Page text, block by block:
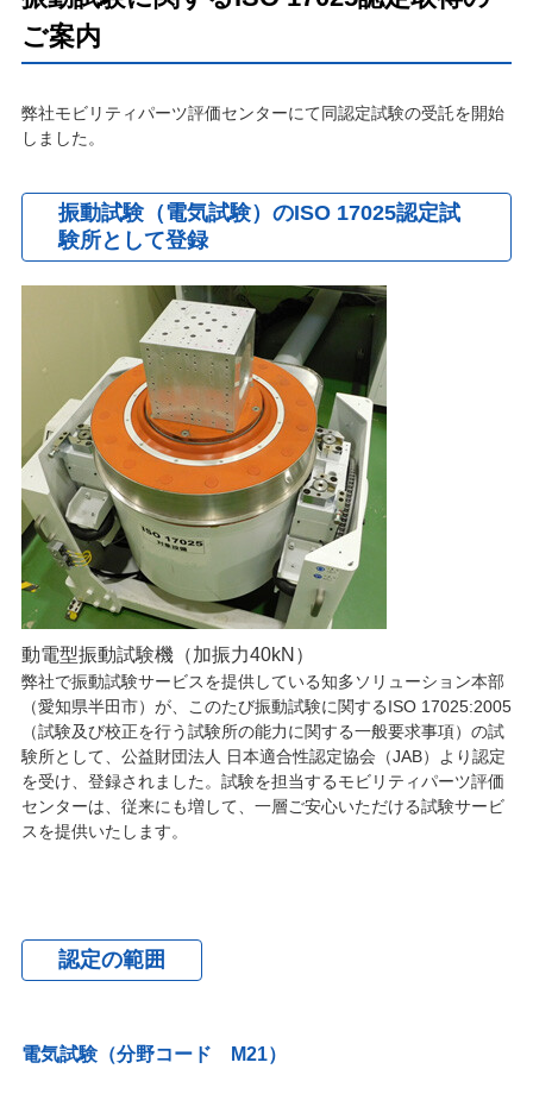
ご案内
弊社モビリティパーツ評価センターにて同認定試験の受託を開始
しました。
振動試験（電気試験）のISO 17025認定試
験所として登録
動電型振動試験機（加振力40kN）
弊社で振動試験サービスを提供している知多ソリューション本部
（愛知県半田市）が、このたび振動試験に関するISO 17025:2005
（試験及び校正を行う試験所の能力に関する一般要求事項）の試
験所として、公益財団法人 日本適合性認定協会（JAB）より認定
を受け、登録されました。試験を担当するモビリティパーツ評価
センターは、従来にも増して、一層ご安心いただける試験サービ
スを提供いたします。
認定の範囲
電気試験（分野コード M21）